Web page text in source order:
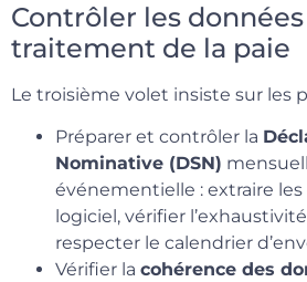
Contrôler les
traitement de la paie
Le troisième volet insiste sur les
Préparer et contrôler la
Nominative (DSN)
événementielle : extraire
logiciel, vérifier
respecter le calendrier
Vérifier la cohérence des